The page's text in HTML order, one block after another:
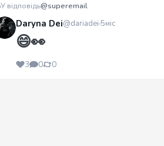
У відповідь@superemail
Daryna Dei@dariadei 5міс
😄👀
3 0 0